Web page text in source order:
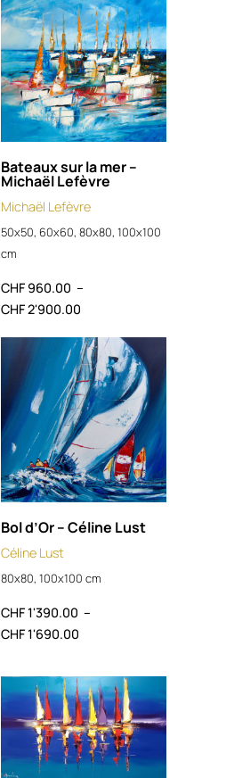
Bateaux sur la mer –
Michaël Lefèvre
Michaël Lefèvre
50x50, 60x60, 80x80, 100x100
cm
CHF 960.00 –
CHF2'900.00
Bol d’Or – Céline Lust
Céline Lust
80x80, 100x100 cm
CHF1'390.00 –
CHF1'690.00